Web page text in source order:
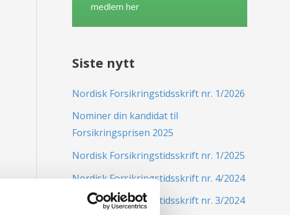
medlem her
Siste nytt
Nordisk Forsikringstidsskrift nr. 1/2026
Nominer din kandidat til
Forsikringsprisen 2025
Nordisk Forsikringstidsskrift nr. 1/2025
Nordisk Forsikringstidsskrift nr. 4/2024
Nordisk Forsikringstidsskrift nr. 3/2024